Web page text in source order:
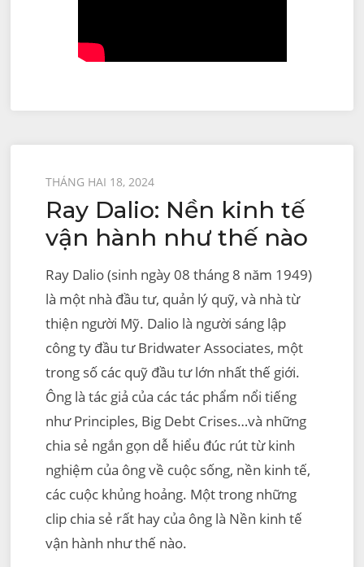
Được
đăng
trên
THÁNG HAI 18, 2024
Ray Dalio: Nền kinh tế
vận hành như thế nào
Ray Dalio (sinh ngày 08 tháng 8 năm 1949)
là một nhà đầu tư, quản lý quỹ, và nhà từ
thiện người Mỹ. Dalio là người sáng lập
công ty đầu tư Bridwater Associates, một
trong số các quỹ đầu tư lớn nhất thế giới.
Ông là tác giả của các tác phẩm nổi tiếng
như Principles, Big Debt Crises…và những
chia sẻ ngắn gọn dễ hiểu đúc rút từ kinh
nghiệm của ông về cuộc sống, nền kinh tế,
các cuộc khủng hoảng. Một trong những
clip chia sẻ rất hay của ông là Nền kinh tế
vận hành như thế nào.